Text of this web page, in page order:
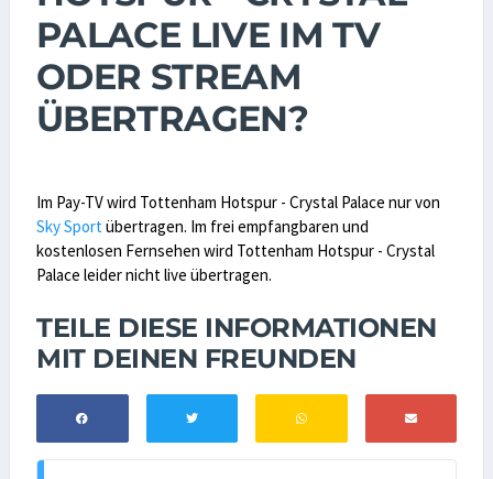
PALACE LIVE IM TV
ODER STREAM
ÜBERTRAGEN?
Im Pay-TV wird Tottenham Hotspur - Crystal Palace nur von
Sky Sportübertragen. Im frei empfangbaren und
kostenlosen Fernsehen wird Tottenham Hotspur - Crystal
Palace leider nicht live übertragen.
TEILE DIESE INFORMATIONEN
MIT DEINEN FREUNDEN